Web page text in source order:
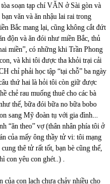
soạn tạp chí VĂN ở Sài gòn và
văn và ăn nhậu lai rai trong
Bắc mang lại, cũng không cắt đứt
độn và ăn đói như miền Bắc, thủ
miền”, có những khi Trần Phong
và khi tôi được tha khỏi trại cải
chỉ phải học tập “tại chỗ” ba ngày
thứ hai là hỏi tôi còn giữ được
chẻ rau muống thuê cho các bà
thế, bữa đói bữa no bữa bobo
sang Mỹ đoàn tụ với gia đình...
“ăn theo” vợ (thân nhân phía tôi ở
của mấy ông thầy tử vi: tôi mạng
thê tử rất tốt, bạn bè cũng thế,
con yêu con ghét..) .
con lạch chưa chảy nhiều cho